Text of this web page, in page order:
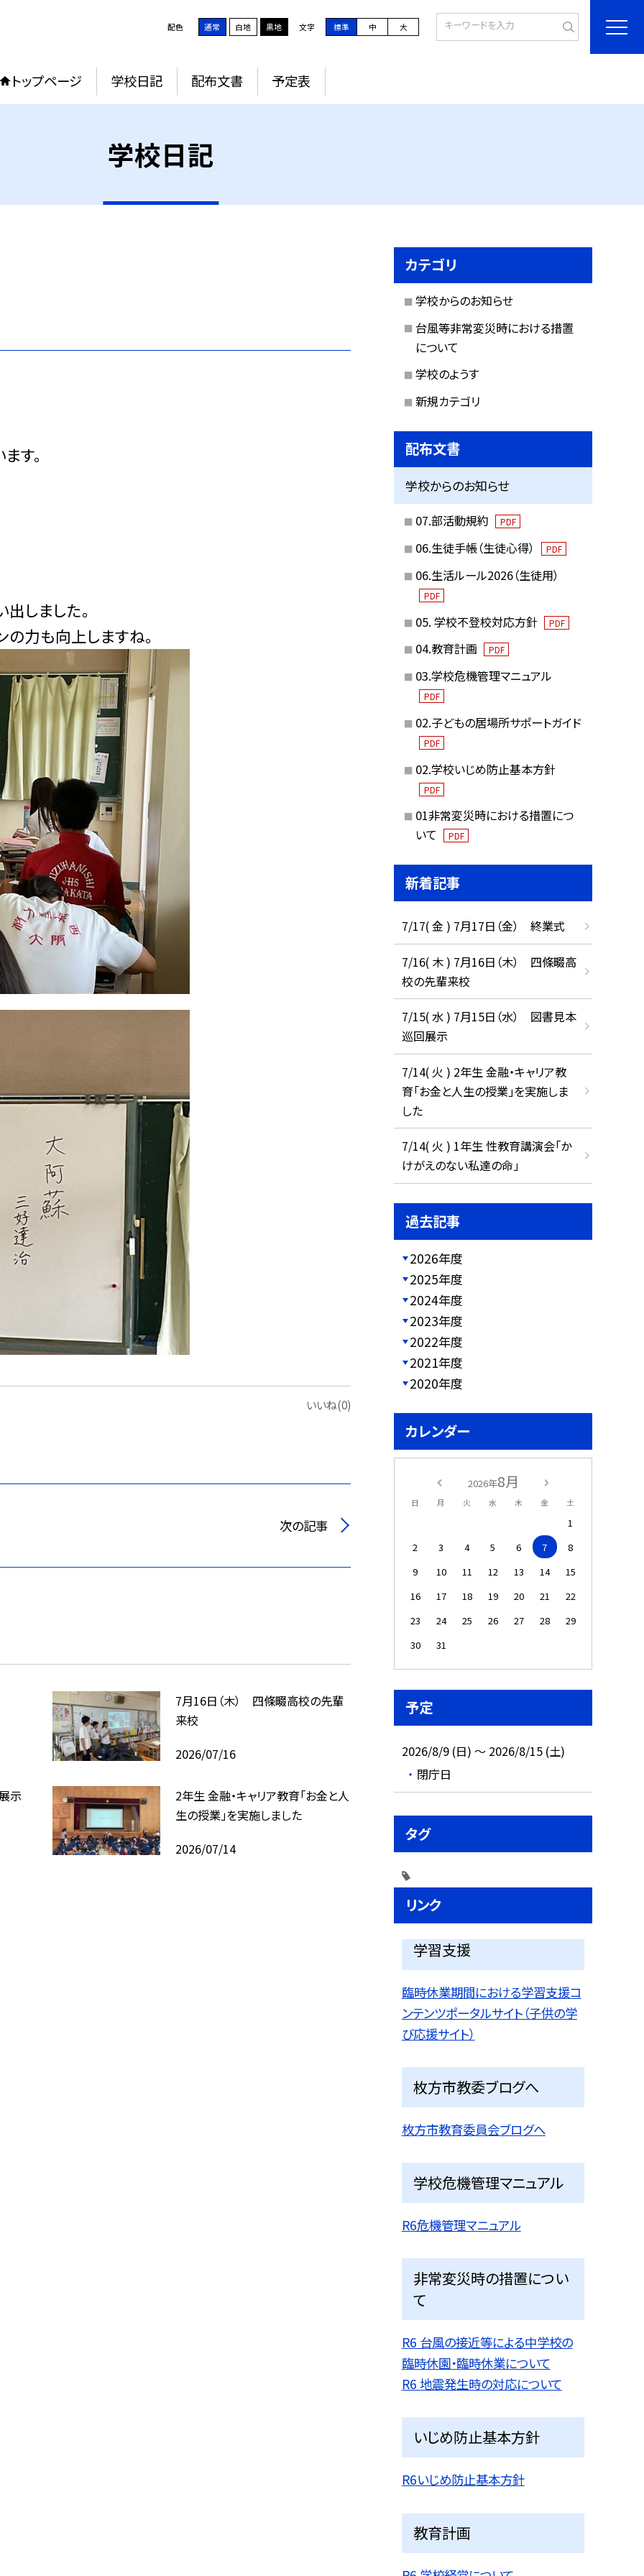
配色 通常 白地 黒地 文字 標準 中 大
トップページ 学校日記 配布文書 予定表
学校日記
す。
しました。
の力も向上しますね。
いいね(0)
次の記事
7月16日（木） 四條畷高校の先輩
来校
2026/07/16
示
2年生 金融・キャリア教育「お金と人
生の授業」を実施しました
2026/07/14
カテゴリ
学校からのお知らせ
台風等非常変災時における措置
について
学校のようす
新規カテゴリ
配布文書
学校からのお知らせ
07.部活動規約 PDF
06.生徒手帳（生徒心得） PDF
06.生活ルール2026（生徒用）
PDF
05. 学校不登校対応方針 PDF
04.教育計画 PDF
03.学校危機管理マニュアル
PDF
02.子どもの居場所サポートガイド
PDF
02.学校いじめ防止基本方針
PDF
01非常変災時における措置につ
いて
PDF
新着記事
7/17( 金 ) 7月17日（金） 終業式
7/16( 木 ) 7月16日（木） 四條畷高
校の先輩来校
7/15( 水 ) 7月15日（水） 図書見本
巡回展示
7/14( 火 ) 2年生 金融・キャリア教
育「お金と人生の授業」を実施しま
した
7/14( 火 ) 1年生 性教育講演会「か
けがえのない私達の命」
過去記事
2026年度
2025年度
2024年度
2023年度
2022年度
2021年度
2020年度
カレンダー
2026年8月
日 月 火 水 木 金 土
1
2
3 4 5 6 7
8
9
10 11 12 13 14
15
16
17 18 19 20 21
22
23
24 25 26 27 28
29
30
31
予定
2026/8/9 (日) ～ 2026/8/15 (土)
閉庁日
タグ
リンク
学習支援
臨時休業期間における学習支援コ
ンテンツポータルサイト（子供の学
び応援サイト）
枚方市教委ブログへ
枚方市教育委員会ブログへ
学校危機管理マニュアル
R6危機管理マニュアル
非常変災時の措置につい
て
R6 台風の接近等による中学校の
臨時休園・臨時休業について
R6 地震発生時の対応について
いじめ防止基本方針
R6いじめ防止基本方針
教育計画